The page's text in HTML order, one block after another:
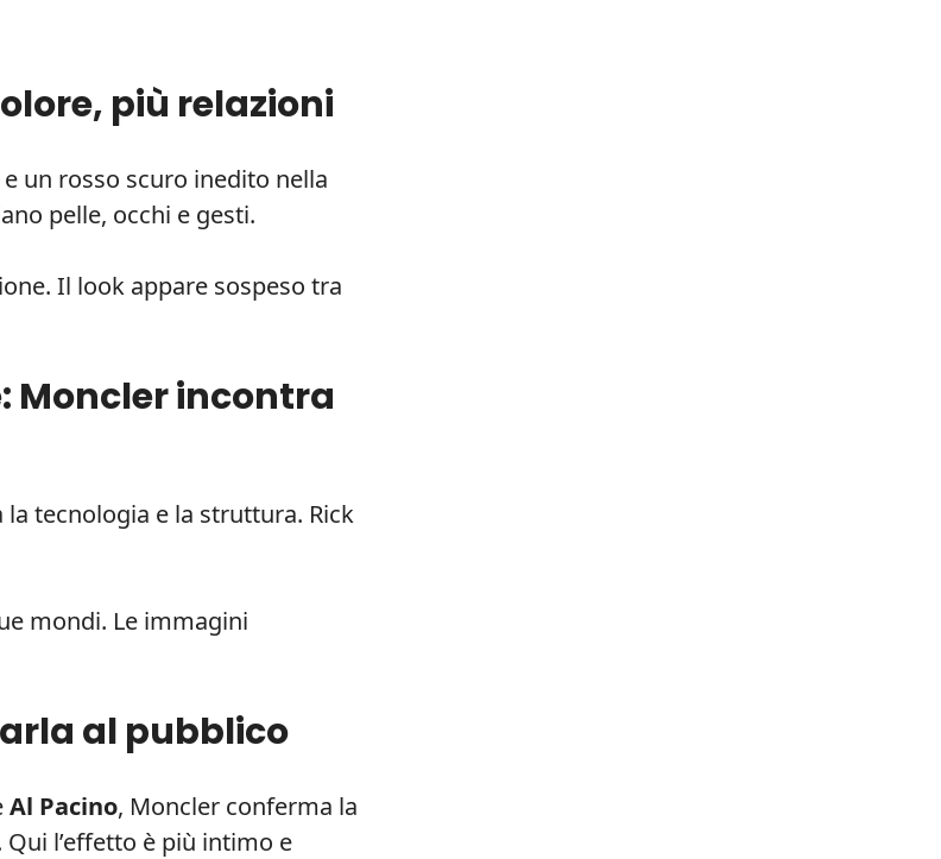
più relazioni
un rosso scuro inedito nella
pelle, occhi e gesti.
Il look appare sospeso tra
Moncler incontra
tecnologia e la struttura. Rick
mondi. Le immagini
al pubblico
Al Pacino, Moncler conferma la
l’effetto è più intimo e